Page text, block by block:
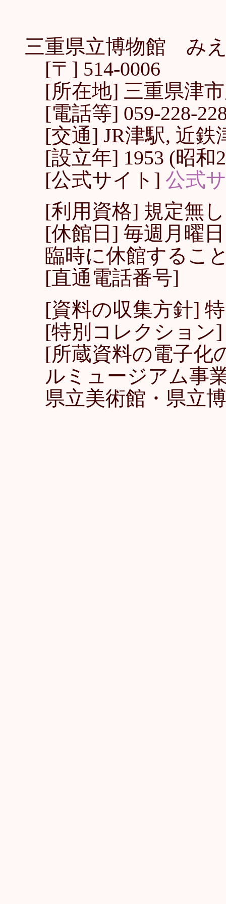
三重県立博物館 みえ
[〒] 514-0006
[所在地] 三重県津
[電話等] 059-228-
[交通] JR津駅, 近鉄
[設立年] 1953 (昭和
[公式サイト] 公式
[利用資格] 規定無し
[休館日] 毎週月曜
臨時に休館するこ
[直通電話番号]
[資料の収集方針]
[特別コレクション
[所蔵資料の電子化
ルミュージアム事
県立美術館・県立